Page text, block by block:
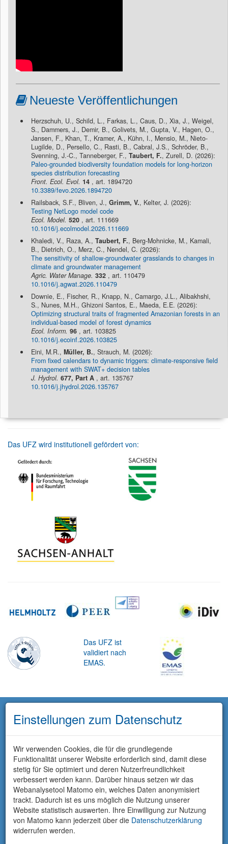
Neueste Veröffentlichungen
Herzschuh, U., Schild, L., Farkas, L., Caus, D., Xia, J., Weigel,
S., Dammers, J., Demir, B., Golivets, M., Gupta, V., Hagen, O.,
Jansen, F., Khan, T., Kramer, A., Kühn, I., Mensio, M., Nieto-
Lugilde, D., Persello, C., Rasti, B., Cabral, J.S., Schröder, B.,
Svenning, J.-C., Tanneberger, F., Taubert, F., Zurell, D. (2026):
Paleo-grounded biodiversity foundation models for long-horizon
species distribution forecasting
Front. Ecol. Evol. 14 , art. 1894720
10.3389/fevo.2026.1894720
Railsback, S.F., Bliven, J., Grimm, V., Kelter, J. (2026):
Testing NetLogo model code
Ecol. Model. 520 , art. 111669
10.1016/j.ecolmodel.2026.111669
Khaledi, V., Raza, A., Taubert, F., Berg-Mohnicke, M., Kamali,
B., Dietrich, O., Merz, C., Nendel, C. (2026):
The sensitivity of shallow-groundwater grasslands to changes in
climate and groundwater management
Agric. Water Manage. 332 , art. 110479
10.1016/j.agwat.2026.110479
Downie, E., Fischer, R., Knapp, N., Camargo, J.L., Alibakhshi,
S., Nunes, M.H., Ghizoni Santos, E., Maeda, E.E. (2026):
Optimizing structural traits of fragmented Amazonian forests in an
individual-based model of forest dynamics
Ecol. Inform. 96 , art. 103825
10.1016/j.ecoinf.2026.103825
Eini, M.R., Müller, B., Strauch, M. (2026):
From fixed calendars to dynamic triggers: climate-responsive field
management with SWAT+ decision tables
J. Hydrol. 677, Part A , art. 135767
10.1016/j.jhydrol.2026.135767
Das UFZ wird institutionell gefördert von:
Das UFZ ist
validiert nach
EMAS.
Einstellungen zum Datenschutz
Wir verwenden Cookies, die für die grundlegende
Funktionalität unserer Website erforderlich sind, damit diese
stetig für Sie optimiert und deren Nutzerfreundlichkeit
verbessert werden kann. Darüber hinaus setzen wir das
Webanalysetool Matomo ein, welches Daten anonymisiert
trackt. Dadurch ist es uns möglich die Nutzung unserer
Website statistisch auswerten. Ihre Einwilligung zur Nutzung
von Matomo kann jederzeit über die Datenschutzerklärung
widerrufen werden.